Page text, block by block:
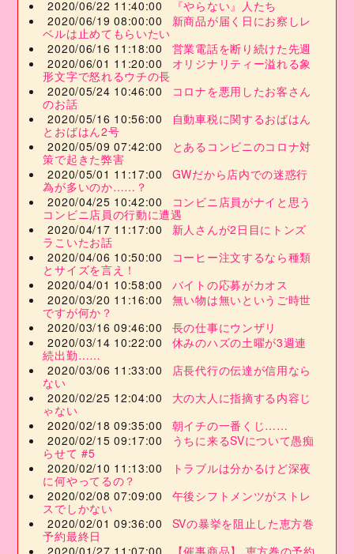
2020/06/22 11:40:00
『やらない』人たち
2020/06/19 08:00:00
新商品が届く日にお察しレ
ベルは止めてもらいたい
2020/06/16 11:18:00
営業電話を断り続けた先週
2020/06/01 11:20:00
オリジナリティー溢れる象
形文字で怒れるウチの長
2020/05/24 10:46:00
コロナを悪用したお客さん
のお話
2020/05/16 10:56:00
自動車税に関するおばはん
とおばはん2号
2020/05/09 07:42:00
とあるコンビニのコロナ対
策で起きた弊害
2020/05/01 11:17:00
GWだから店内での迷惑行
為が多いのか……？
2020/04/25 10:42:00
コンビニ店員がナイと思う
コンビニ店員の行動に遭遇
2020/04/17 11:17:00
新人さんが2日目にトンズ
ラこいたお話
2020/04/06 10:50:00
コーヒー注文するなら種類
とサイズを言え！
2020/04/01 10:58:00
バイトの応募がカオス
2020/03/20 11:16:00
無い物は無いというご時世
ですが何か？
2020/03/16 09:46:00
長の仕事にウンザリ
2020/03/14 10:22:00
休みのハズの土曜が3週連
続出勤……
2020/03/06 11:33:00
店長代行の伝達が信用なら
ない
2020/02/25 12:04:00
大の大人に指摘する内容じ
ゃない
2020/02/18 09:35:00
朝イチの一番くじ……
2020/02/15 09:17:00
うちに来るSVについて愚痴
らせて #5
2020/02/10 11:13:00
トラブルは分かるけど深夜
に何やってるの？
2020/02/08 07:09:00
午後シフトメンツがストレ
スでしかない
2020/02/01 09:36:00
SVの暴挙を阻止した恵方巻
予約最終日